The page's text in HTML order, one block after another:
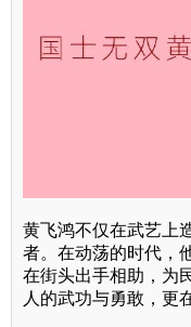
黄飞鸿不仅在武艺上
者。在动荡的时代，
在街头出手相助，为
人的武功与勇敢，更